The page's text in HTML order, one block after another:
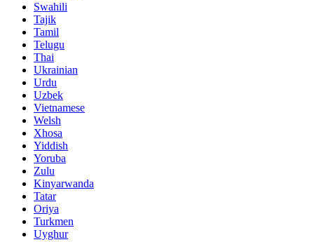
Swahili
Tajik
Tamil
Telugu
Thai
Ukrainian
Urdu
Uzbek
Vietnamese
Welsh
Xhosa
Yiddish
Yoruba
Zulu
Kinyarwanda
Tatar
Oriya
Turkmen
Uyghur